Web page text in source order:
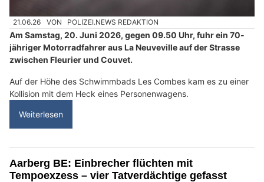
21.06.26 VON POLIZEI.NEWS REDAKTION
Am Samstag, 20. Juni 2026, gegen 09.50 Uhr, fuhr ein 70-
jähriger Motorradfahrer aus La Neuveville auf der Strasse
zwischen Fleurier und Couvet.
Auf der Höhe des Schwimmbads Les Combes kam es zu einer
Kollision mit dem Heck eines Personenwagens.
Weiterlesen
Aarberg BE: Einbrecher flüchten mit
Tempoexzess – vier Tatverdächtige gefasst